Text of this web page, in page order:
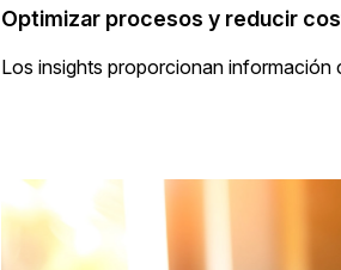
Optimizar procesos y reducir
Los insights proporcionan